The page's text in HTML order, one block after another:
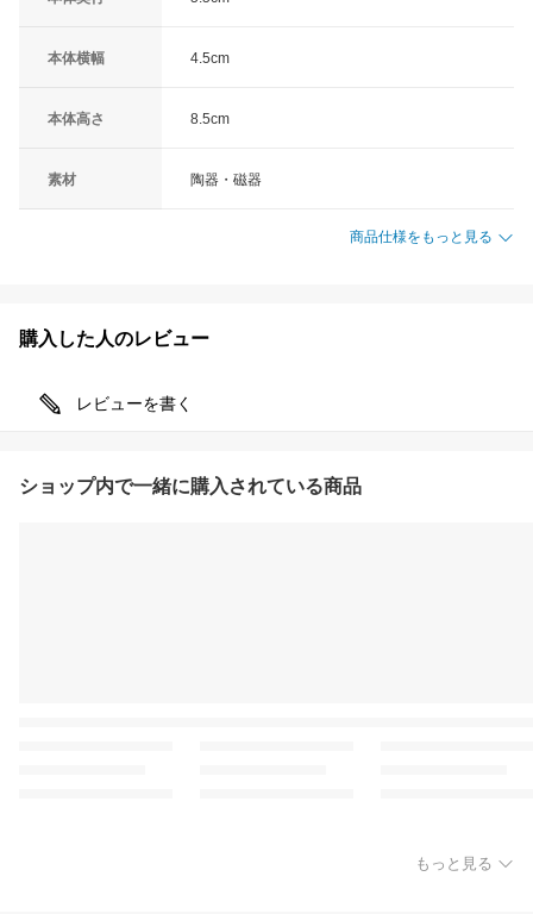
本体横幅 4.5cm
本体高さ 8.5cm
素材 陶器・磁器
商品仕様をもっと見る
購入した人のレビュー
レビューを書く
ショップ内で一緒に購入されている商品
もっと見る